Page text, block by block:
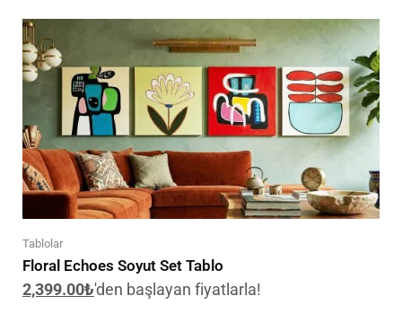
Tablolar
Floral Echoes Soyut Set Tablo
2,399.00₺'den başlayan fiyatlarla!